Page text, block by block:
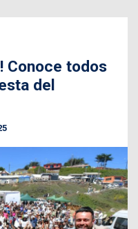
Conoce todos
del